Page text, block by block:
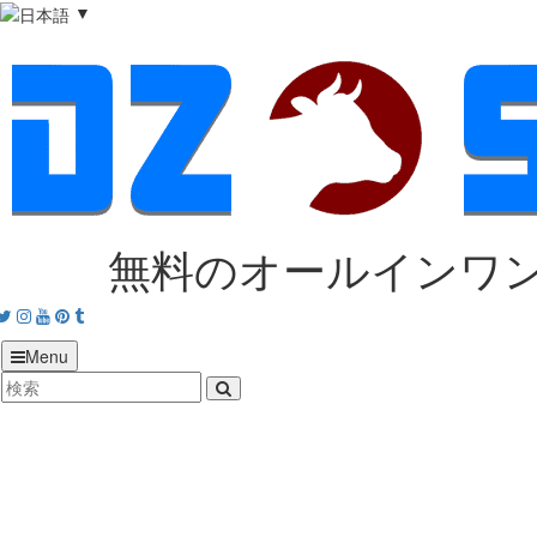
▼
無料のオールインワ
Twitter
Instagram
Youtube
Pinterest
tumblr
Menu